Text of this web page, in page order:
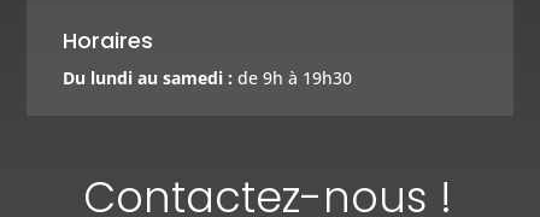
Horaires
Du lundi au samedi : de 9h à 19h30
Contactez-nous !